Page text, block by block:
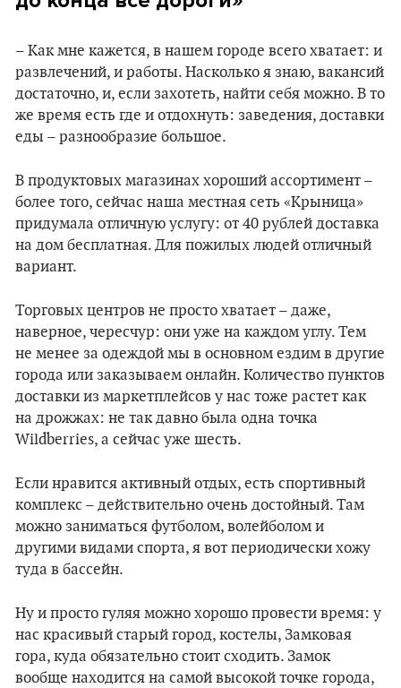
– Как мне кажется, в нашем городе всего хватает: и
развлечений, и работы. Насколько я знаю, вакансий
достаточно, и, если захотеть, найти себя можно. В то
же время есть где и отдохнуть: заведения, доставки
еды – разнообразие большое.
В продуктовых магазинах хороший ассортимент –
более того, сейчас наша местная сеть «Крыница»
придумала отличную услугу: от 40 рублей доставка
на дом бесплатная. Для пожилых людей отличный
вариант.
Торговых центров не просто хватает – даже,
наверное, чересчур: они уже на каждом углу. Тем
не менее за одеждой мы в основном ездим в другие
города или заказываем онлайн. Количество пунктов
доставки из маркетплейсов у нас тоже растет как
на дрожжах: не так давно была одна точка
Wildberries, а сейчас уже шесть.
Если нравится активный отдых, есть спортивный
комплекс – действительно очень достойный. Там
можно заниматься футболом, волейболом и
другими видами спорта, я вот периодически хожу
туда в бассейн.
Ну и просто гуляя можно хорошо провести время: у
нас красивый старый город, костелы, Замковая
гора, куда обязательно стоит сходить. Замок
вообще находится на самой высокой точке города,